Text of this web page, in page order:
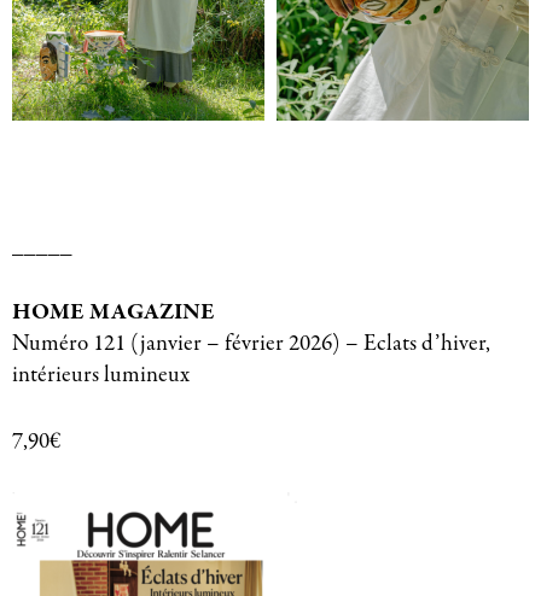
_____
HOME MAGAZINE
Numéro 121 (janvier – février 2026) – Eclats d’hiver,
intérieurs lumineux
7,90€